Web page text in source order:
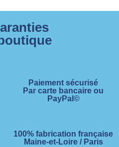
Paiement sécurisé
Par carte bancaire ou
PayPal©
100% fabrication française
Maine-et-Loire / Paris